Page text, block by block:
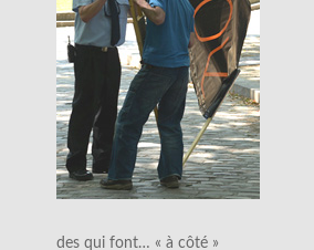
des qui font… « à côté »